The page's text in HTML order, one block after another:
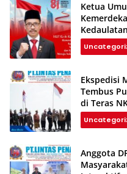
Ketua
Kepastian
2045
Ekspedisi
Tembus
di Teras
Anggota